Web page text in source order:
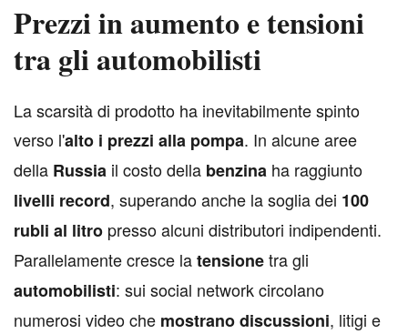
Prezzi in aumento e tensioni
tra gli automobilisti
La scarsità di prodotto ha inevitabilmente spinto
verso l'alto i prezzi alla pompa. In alcune aree
della Russia il costo della benzina ha raggiunto
livelli record, superando anche la soglia dei 100
rubli al litro presso alcuni distributori indipendenti.
Parallelamente cresce latensionetra gli
automobilisti: sui social network circolano
numerosi video che mostrano discussioni, litigi e